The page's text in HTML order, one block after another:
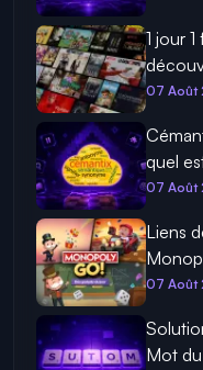
1 jour
07 Août
quel
07 Août
Liens
07 Août
Mot